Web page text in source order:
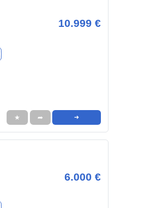
10.999 €
★ ➦ ➜
6.000 €